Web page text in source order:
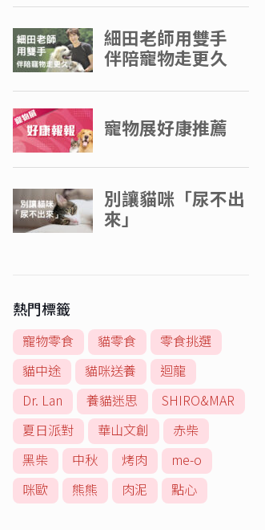
熱門標籤
寵物零食 貓零食
零食挑選
貓中途
貓咪送養
迴龍
Dr. Lan
養貓迷思
SHIRO&MAR
夏日派對
華山文創
赤柴
黑柴
中秋 烤肉
me-o
咪歐
熊熊 肉泥 點心